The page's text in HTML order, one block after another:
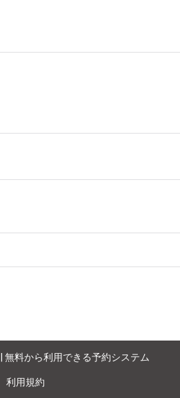
ます。
無料から利用できる予約システム
利用規約